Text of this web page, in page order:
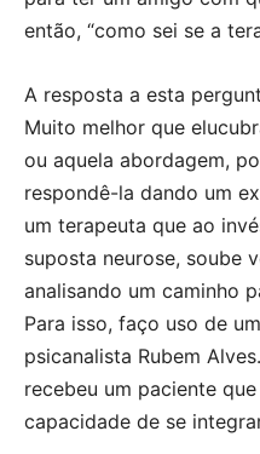
então, “como sei se a
A resposta a esta
Muito melhor que
ou aquela abordagem,
respondê-la dando um
um terapeuta que ao
suposta neurose, soube
analisando um caminho
Para isso, faço uso de
psicanalista Rubem
recebeu um paciente
capacidade de se